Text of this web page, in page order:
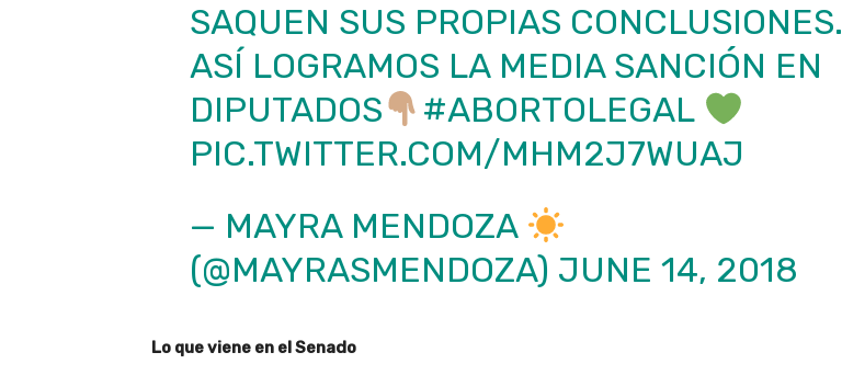
SAQUEN SUS PROPIAS CONCLUSIONES.
ASÍ LOGRAMOS LA MEDIA SANCIÓN EN
DIPUTADOS
#ABORTOLEGAL
PIC.TWITTER.COM/MHM2J7WUAJ
— MAYRA MENDOZA
(@MAYRASMENDOZA) JUNE 14, 2018
Lo que viene en el Senado